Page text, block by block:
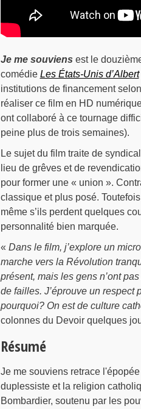
Je me souviens est le
comédie Les États-Unis d’Albert
institutions de financement
réaliser ce film en HD
ont collaboré à ce tournage
peine plus de trois semaines).
Le sujet du film traite de
lieu de grêves et de
pour former une « union ».
classique et plus posé.
même s’ils perdent quelques
personnalité bien marquée.
« Dans le film, j’explore un
marche vers la Révolution
présent, mais les gens n’ont
de failles. J’éprouve un respect
pourquoi? On est de culture
colonnes du Devoir quelques
Résumé
Je me souviens retrace
duplessiste et la religion
Bombardier, soutenu par les